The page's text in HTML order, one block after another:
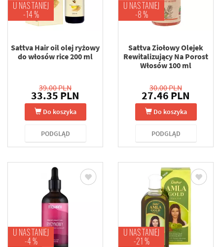
U NAS TANIEJ
-14 %
Sattva Hair oil olej ryżowy
do włosów rice 200 ml
39.00 PLN
33.35 PLN
Do koszyka
PODGLĄD
U NAS TANIEJ
-8 %
Sattva Ziołowy Olejek
Rewitalizujący Na Porost
Włosów 100 ml
30.00 PLN
27.46 PLN
Do koszyka
PODGLĄD
U NAS TANIEJ
-4 %
U NAS TANIEJ
-21 %